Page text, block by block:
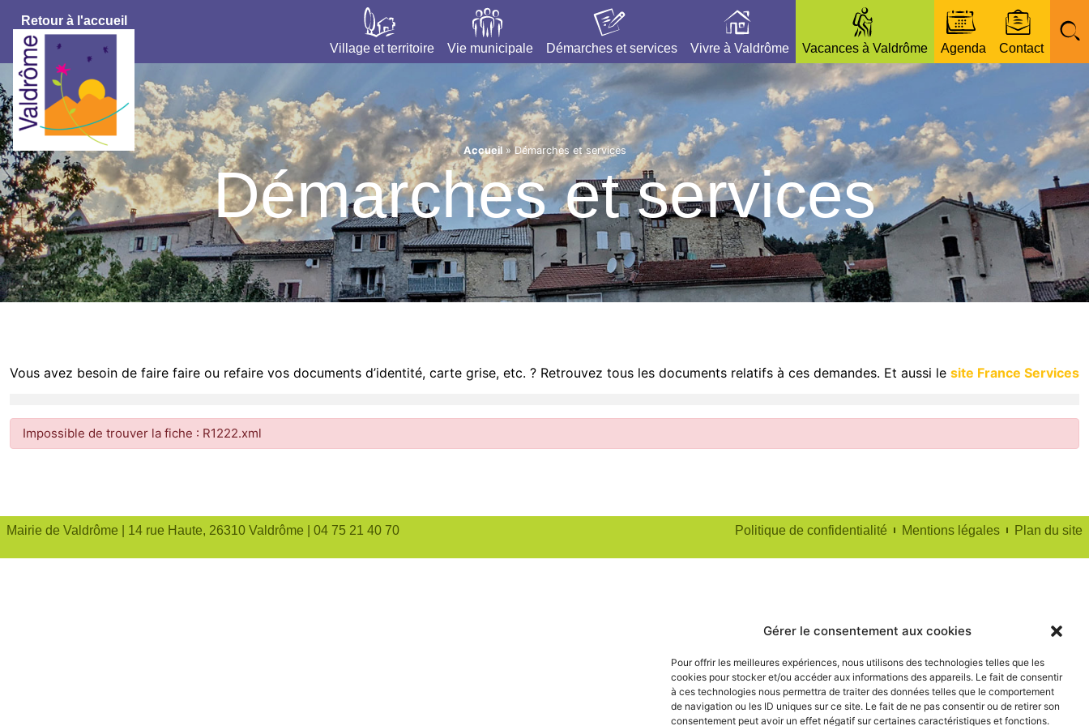
Gérer le consentement aux cookies
Pour offrir les meilleures expériences, nous utilisons des technologies telles que les
cookies pour stocker et/ou accéder aux informations des appareils. Le fait de consentir
à ces technologies nous permettra de traiter des données telles que le comportement
de navigation ou les ID uniques sur ce site. Le fait de ne pas consentir ou de retirer son
consentement peut avoir un effet négatif sur certaines caractéristiques et fonctions.
Retour à l'accueil
Village et territoire
Vie municipale Démarches et services Vivre à Valdrôme Vacances à Valdrôme Agenda Contact
Accueil»Démarches et services
Démarches et services
Vous avez besoin de faire faire ou refaire vos documents d’identité, carte grise, etc. ? Retrouvez tous les documents relatifs à ces demandes. Et aussi le site France Services
Impossible de trouver la fiche : R1222.xml
Mairie de Valdrôme | 14 rue Haute, 26310 Valdrôme | 04 75 21 40 70 Politique de confidentialité Mentions légales Plan du site